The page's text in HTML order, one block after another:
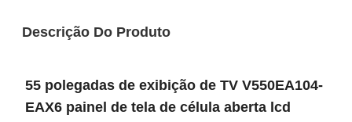
Descrição Do Produto
55 polegadas de exibição de TV V550EA104-
EAX6 painel de tela de célula aberta lcd